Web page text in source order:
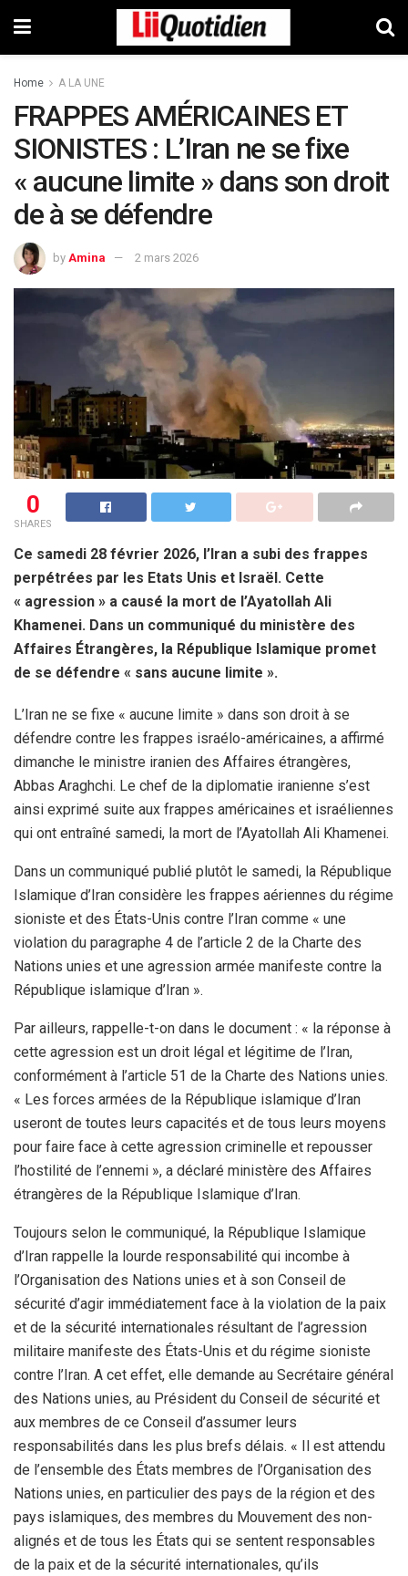
Home A LA UNE
FRAPPES AMÉRICAINES ET
SIONISTES : L’Iran ne se fixe
« aucune limite » dans son droit
de à se défendre
by Amina 2 mars 2026
0
SHARES
Ce samedi 28 février 2026, l’Iran a subi des frappes
perpétrées par les Etats Unis et Israël. Cette
« agression » a causé la mort de l’Ayatollah Ali
Khamenei. Dans un communiqué du ministère des
Affaires Étrangères, la République Islamique promet
de se défendre « sans aucune limite ».
L’Iran ne se fixe « aucune limite » dans son droit à se
défendre contre les frappes israélo-américaines, a affirmé
dimanche le ministre iranien des Affaires étrangères,
Abbas Araghchi. Le chef de la diplomatie iranienne s’est
ainsi exprimé suite aux frappes américaines et israéliennes
qui ont entraîné samedi, la mort de l’Ayatollah Ali Khamenei.
Dans un communiqué publié plutôt le samedi, la République
Islamique d’Iran considère les frappes aériennes du régime
sioniste et des États-Unis contre l’Iran comme « une
violation du paragraphe 4 de l’article 2 de la Charte des
Nations unies et une agression armée manifeste contre la
République islamique d’Iran ».
Par ailleurs, rappelle-t-on dans le document : « la réponse à
cette agression est un droit légal et légitime de l’Iran,
conformément à l’article 51 de la Charte des Nations unies.
« Les forces armées de la République islamique d’Iran
useront de toutes leurs capacités et de tous leurs moyens
pour faire face à cette agression criminelle et repousser
l’hostilité de l’ennemi », a déclaré ministère des Affaires
étrangères de la République Islamique d’Iran.
Toujours selon le communiqué, la République Islamique
d’Iran rappelle la lourde responsabilité qui incombe à
l’Organisation des Nations unies et à son Conseil de
sécurité d’agir immédiatement face à la violation de la paix
et de la sécurité internationales résultant de l’agression
militaire manifeste des États-Unis et du régime sioniste
contre l’Iran. A cet effet, elle demande au Secrétaire général
des Nations unies, au Président du Conseil de sécurité et
aux membres de ce Conseil d’assumer leurs
responsabilités dans les plus brefs délais. « Il est attendu
de l’ensemble des États membres de l’Organisation des
Nations unies, en particulier des pays de la région et des
pays islamiques, des membres du Mouvement des non-
alignés et de tous les États qui se sentent responsables
de la paix et de la sécurité internationales, qu’ils